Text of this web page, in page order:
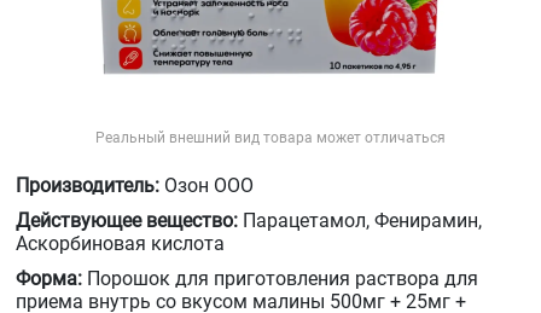
Реальный внешний вид товара может отличаться
Производитель: Озон ООО
Действующее вещество: Парацетамол, Фенирамин,
Аскорбиновая кислота
Форма: Порошок для приготовления раствора для
приема внутрь со вкусом малины 500мг + 25мг +